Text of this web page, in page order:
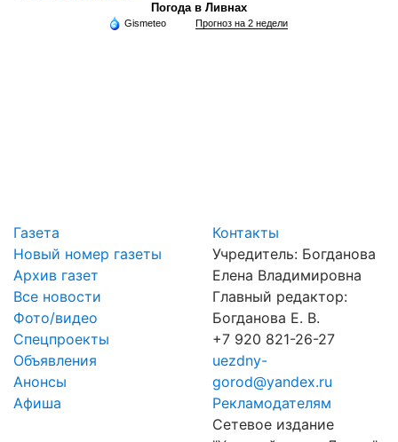
Погода в Ливнах
Gismeteo Прогноз на 2 недели
Газета
Новый номер газеты
Архив газет
Все новости
Фото/видео
Спецпроекты
Объявления
Анонсы
Афиша
Контакты
Учредитель: Богданова
Елена Владимировна
Главный редактор:
Богданова Е. В.
+7 920 821-26-27
uezdny-
gorod@yandex.ru
Рекламодателям
Сетевое издание